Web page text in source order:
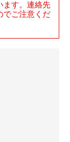
ます。連絡先
でご注意くだ